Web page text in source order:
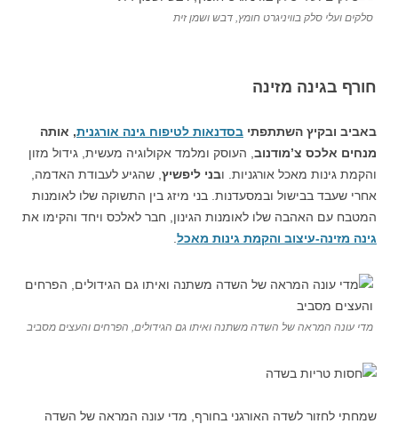
סלקים ועלי סלק בוויניגרט חומץ, דבש ושמן זית
חורף בגינה מזינה
באביב ובקיץ השתתפתי בסדנאות לטיפוח גינה אורגנית, אותה
מנחים אלכס צ’מודנוב , העוסק ומלמד אקולוגיה מעשית, גידול מזון
והקמת גינות מאכל אורגניות. ובני ליפשיץ , שהגיע לעבודת האדמה,
אחרי שעבד בבישול ובמסעדנות. בני מיזג בין התשוקה שלו לאומנות
המטבח עם האהבה שלו לאומנות הגינון, חבר לאלכס ויחד והקימו את
גינה מזינה-עיצוב והקמת גינות מאכל
מדי עונה המראה של השדה משתנה ואיתו גם הגידולים, הפרחים והעצים מסביב
שמחתי לחזור לשדה האורגני בחורף, מדי עונה המראה של השדה